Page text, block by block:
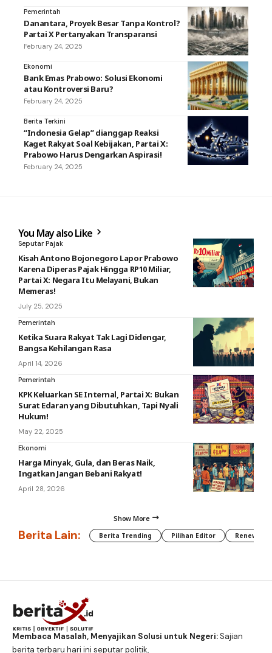
Pemerintah
Danantara, Proyek Besar Tanpa Kontrol?
Partai X Pertanyakan Transparansi
February 24, 2025
Ekonomi
Bank Emas Prabowo: Solusi Ekonomi
atau Kontroversi Baru?
February 24, 2025
Berita Terkini
“Indonesia Gelap” dianggap Reaksi
Kaget Rakyat Soal Kebijakan, Partai X:
Prabowo Harus Dengarkan Aspirasi!
February 24, 2025
You May also Like
Seputar Pajak
Kisah Antono Bojonegoro Lapor Prabowo
Karena Diperas Pajak Hingga RP10 Miliar,
Partai X: Negara Itu Melayani, Bukan
Memeras!
July 25, 2025
Pemerintah
Ketika Suara Rakyat Tak Lagi Didengar,
Bangsa Kehilangan Rasa
April 14, 2026
Pemerintah
KPK Keluarkan SE Internal, Partai X: Bukan
Surat Edaran yang Dibutuhkan, Tapi Nyali
Hukum!
May 22, 2025
Ekonomi
Harga Minyak, Gula, dan Beras Naik,
Ingatkan Jangan Bebani Rakyat!
April 28, 2026
Show More
Berita Lain: Berita Trending Pilihan Editor
Membaca Masalah, Menyajikan Solusi untuk Negeri:Sajian
berita terbaru hari ini seputar politik,